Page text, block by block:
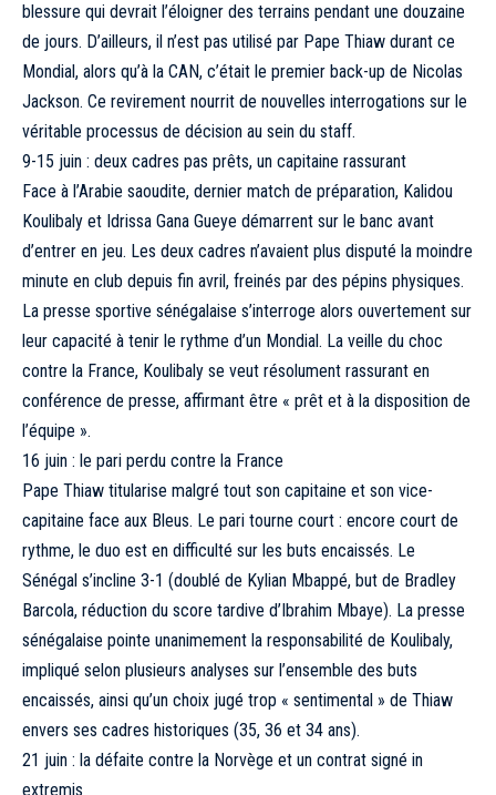
blessure qui devrait l’éloigner des terrains pendant une douzaine
de jours. D’ailleurs, il n’est pas utilisé par Pape Thiaw durant ce
Mondial, alors qu’à la CAN, c’était le premier back-up de Nicolas
Jackson. Ce revirement nourrit de nouvelles interrogations sur le
véritable processus de décision au sein du staff.
9-15 juin : deux cadres pas prêts, un capitaine rassurant
Face à l’Arabie saoudite, dernier match de préparation, Kalidou
Koulibaly et Idrissa Gana Gueye démarrent sur le banc avant
d’entrer en jeu. Les deux cadres n’avaient plus disputé la moindre
minute en club depuis fin avril, freinés par des pépins physiques.
La presse sportive sénégalaise s’interroge alors ouvertement sur
leur capacité à tenir le rythme d’un Mondial. La veille du choc
contre la France, Koulibaly se veut résolument rassurant en
conférence de presse, affirmant être « prêt et à la disposition de
l’équipe ».
16 juin : le pari perdu contre la France
Pape Thiaw titularise malgré tout son capitaine et son vice-
capitaine face aux Bleus. Le pari tourne court : encore court de
rythme, le duo est en difficulté sur les buts encaissés. Le
Sénégal s’incline 3-1 (doublé de Kylian Mbappé, but de Bradley
Barcola, réduction du score tardive d’Ibrahim Mbaye). La presse
sénégalaise pointe unanimement la responsabilité de Koulibaly,
impliqué selon plusieurs analyses sur l’ensemble des buts
encaissés, ainsi qu’un choix jugé trop « sentimental » de Thiaw
envers ses cadres historiques (35, 36 et 34 ans).
21 juin : la défaite contre la Norvège et un contrat signé in
extremis